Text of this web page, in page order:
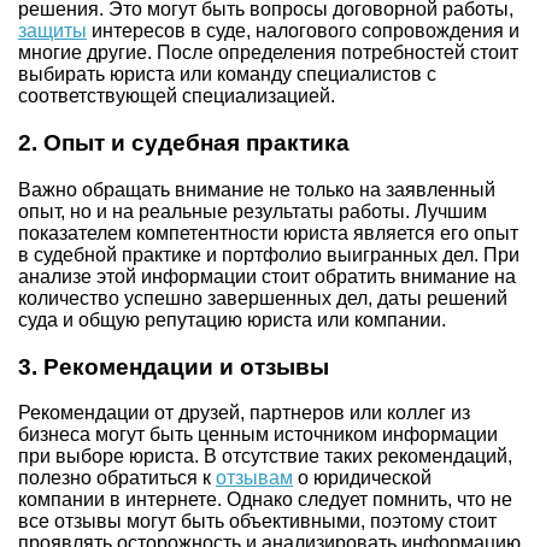
решения. Это могут быть вопросы договорной работы,
защиты интересов в суде, налогового сопровождения и
многие другие. После определения потребностей стоит
выбирать юриста или команду специалистов с
соответствующей специализацией.
2. Опыт и судебная практика
Важно обращать внимание не только на заявленный
опыт, но и на реальные результаты работы. Лучшим
показателем компетентности юриста является его опыт
в судебной практике и портфолио выигранных дел. При
анализе этой информации стоит обратить внимание на
количество успешно завершенных дел, даты решений
суда и общую репутацию юриста или компании.
3. Рекомендации и отзывы
Рекомендации от друзей, партнеров или коллег из
бизнеса могут быть ценным источником информации
при выборе юриста. В отсутствие таких рекомендаций,
полезно обратиться к отзывам о юридической
компании в интернете. Однако следует помнить, что не
все отзывы могут быть объективными, поэтому стоит